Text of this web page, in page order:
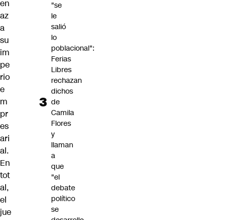
en
az
a
su
im
pe
rio
e
m
pr
es
ari
al.
En
tot
al,
el
jue
"se
le
salió
lo
poblacional":
Ferias
Libres
rechazan
dichos
de
Camila
Flores
y
llaman
a
que
"el
debate
político
se